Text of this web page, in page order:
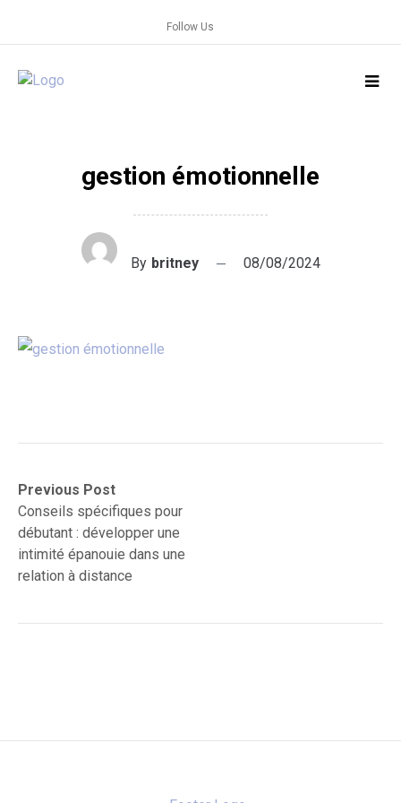
Follow Us
gestion émotionnelle
By britney 08/08/2024
Navigation
de
l’article
Previous Post
Previous
post:Conseils spécifiques pour
débutant : développer une
intimité épanouie dans une
relation à distance